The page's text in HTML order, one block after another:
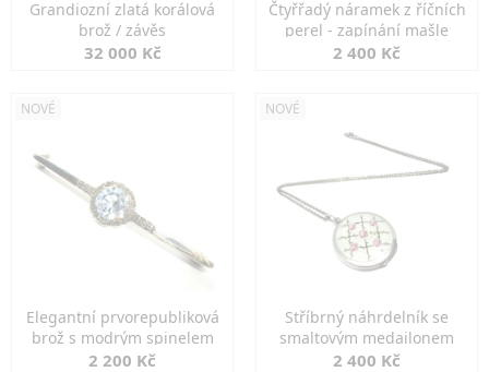
Grandiozní zlatá korálová
brož / závěs
32 000 Kč
Čtyřřadý náramek z říčních
perel - zapínání mašle
2 400 Kč
NOVÉ
Elegantní prvorepubliková
brož s modrým spinelem
2 200 Kč
NOVÉ
Stříbrný náhrdelník se
smaltovým medailonem
2 400 Kč